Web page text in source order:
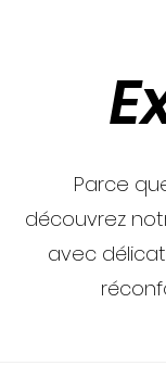
Parce
découvrez
avec